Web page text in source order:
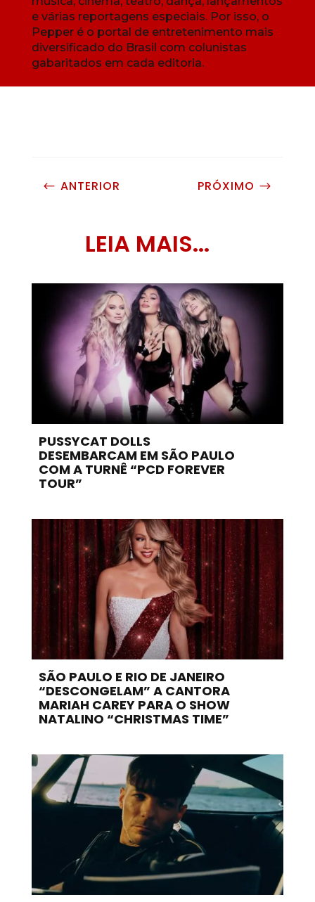
e várias reportagens especiais. Por isso, o
Pepper é o portal de entretenimento mais
diversificado do Brasil com colunistas
gabaritados em cada editoria.
# ANTERIOR PRÓXIMO $
LEIA MAIS...
PUSSYCAT DOLLS
DESEMBARCAM EM SÃO PAULO
COM A TURNÊ “PCD FOREVER
TOUR”
SÃO PAULO E RIO DE JANEIRO
“DESCONGELAM” A CANTORA
MARIAH CAREY PARA O SHOW
NATALINO “CHRISTMAS TIME”